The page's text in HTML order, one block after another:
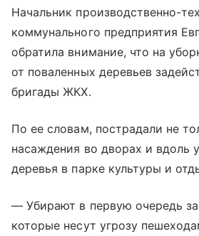
Начальник производственно-
коммунального предприятия
обратила внимание, что на
от поваленных деревьев
бригады ЖКХ.
По ее словам, пострадали не
насаждения во дворах и вдоль
деревья в парке культуры и
— Убирают в первую очередь
которые несут угрозу